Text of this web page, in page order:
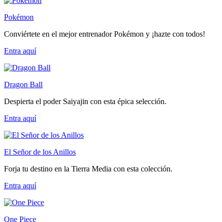
Pokémon
Conviértete en el mejor entrenador Pokémon y ¡hazte con todos!
Entra aquí
Dragon Ball
Despierta el poder Saiyajin con esta épica selección.
Entra aquí
El Señor de los Anillos
Forja tu destino en la Tierra Media con esta colección.
Entra aquí
One Piece